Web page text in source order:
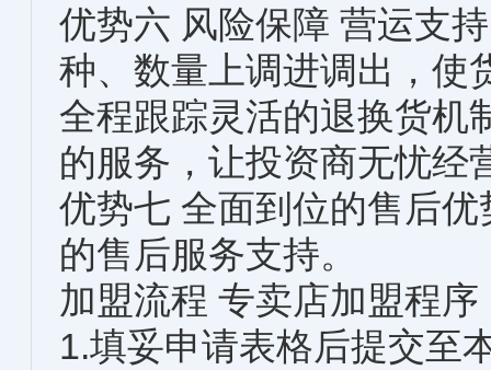
优势六 风险保障 营运支
种、数量上调进调出，使
全程跟踪灵活的退换货机
的服务，让投资商无忧经
优势七 全面到位的售后
的售后服务支持。
加盟流程 专卖店加盟程序
1.填妥申请表格后提交至